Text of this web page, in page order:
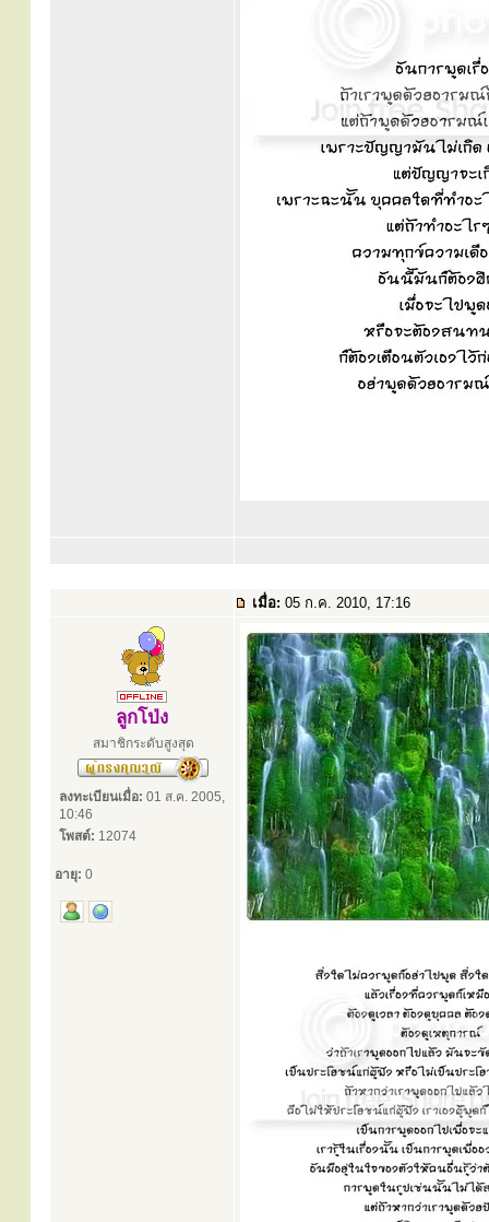
เมื่อ: 05 ก.ค. 2010, 17:16
ลูกโป่ง
สมาชิกระดับสูงสุด
ลงทะเบียนเมื่อ: 01 ส.ค. 2005,
10:46
โพสต์: 12074
อายุ: 0